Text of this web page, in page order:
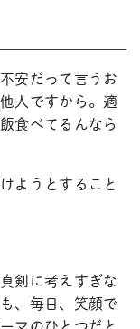
安だって言うお
人ですから。適
食べてるんなら
ようとすること
剣に考えすぎな
、毎日、笑顔で
マのひとつだと